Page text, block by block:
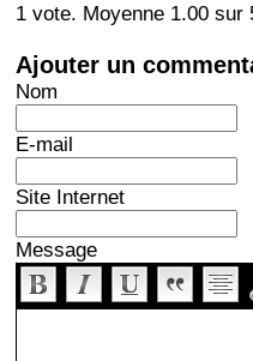
1 vote. Moyenne 1.00 sur
Ajouter un
Nom
E-mail
Site Internet
Message